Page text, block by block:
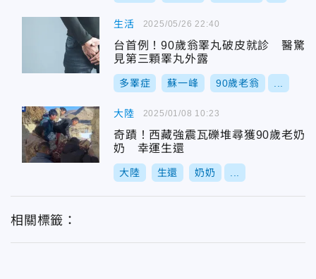
生活
台首例！90歲翁睪丸破皮就診 醫驚
見第三顆睪丸外露
多睪症 蘇一峰 90歲老翁
2025/05/26 22:40
大陸
奇蹟！西藏強震瓦礫堆尋獲90歲老奶
奶 幸運生還
大陸 生還 奶奶
2025/01/08 10:23
相關標籤：